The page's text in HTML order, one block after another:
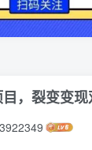
，裂变变